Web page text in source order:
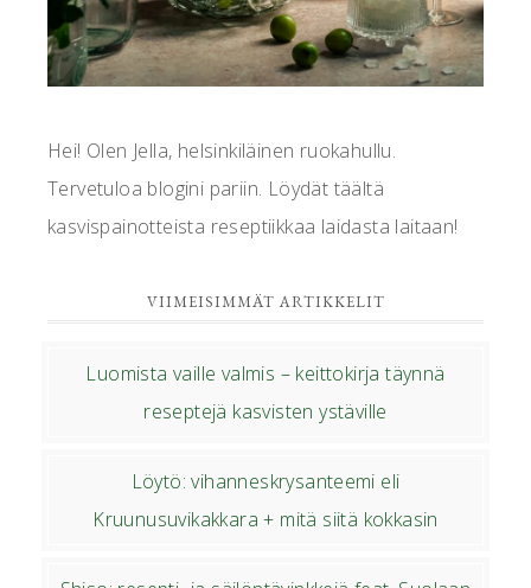
Hei! Olen Jella, helsinkiläinen ruokahullu.
Tervetuloa blogini pariin. Löydät täältä
kasvispainotteista reseptiikkaa laidasta laitaan!
VIIMEISIMMÄT ARTIKKELIT
Luomista vaille valmis – keittokirja täynnä
reseptejä kasvisten ystäville
Löytö: vihanneskrysanteemi eli
Kruunusuvikakkara + mitä siitä kokkasin